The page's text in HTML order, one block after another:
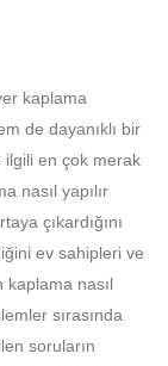
kaplama
de dayanıklı bir
ilgili en çok merak
nasıl yapılır
çıkardığını
ev sahipleri ve
kaplama nasıl
sırasında
soruların